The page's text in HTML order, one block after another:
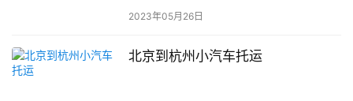
2023年05月26日
北京到杭州小汽车托运